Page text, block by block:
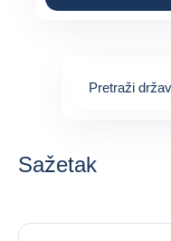
Pretraži
Sažetak